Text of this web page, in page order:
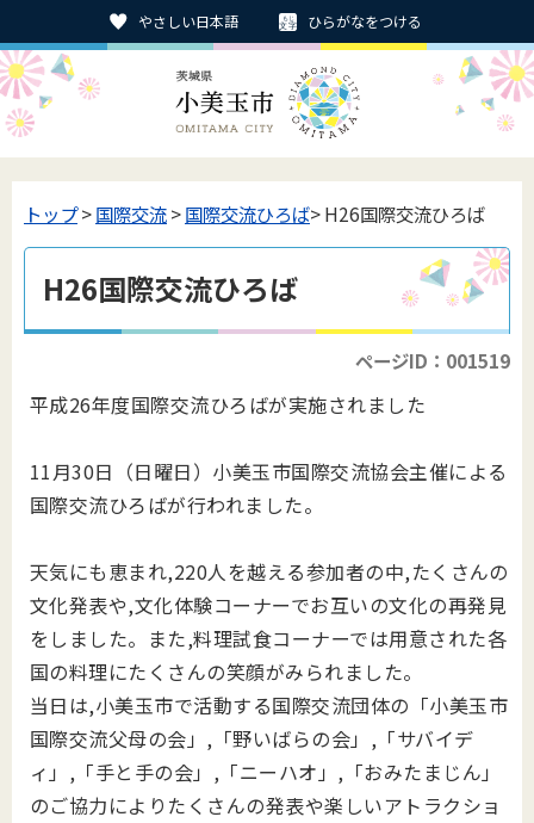
やさしい日本語 ひらがなをつける
トップ>国際交流>国際交流ひろば> H26国際交流ひろば
H26国際交流ひろば
ページID：001519
平成26年度国際交流ひろばが実施されました
11月30日（日曜日）小美玉市国際交流協会主催による
国際交流ひろばが行われました。
天気にも恵まれ,220人を越える参加者の中,たくさんの
文化発表や,文化体験コーナーでお互いの文化の再発見
をしました。また,料理試食コーナーでは用意された各
国の料理にたくさんの笑顔がみられました。
当日は,小美玉市で活動する国際交流団体の「小美玉市
国際交流父母の会」,「野いばらの会」,「サバイデ
ィ」,「手と手の会」,「ニーハオ」,「おみたまじん」
のご協力によりたくさんの発表や楽しいアトラクショ